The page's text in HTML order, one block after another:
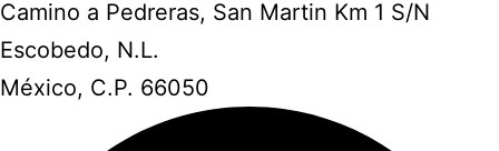
Camino a Pedreras, San Martin Km 1 S/N
Escobedo, N.L.
México, C.P. 66050